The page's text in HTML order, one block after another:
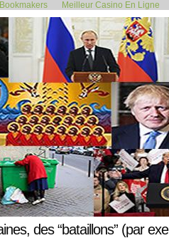
Meilleur Casino En Ligne
Chaque pays a le droit de... La pieuvre
des “bataillons” (par